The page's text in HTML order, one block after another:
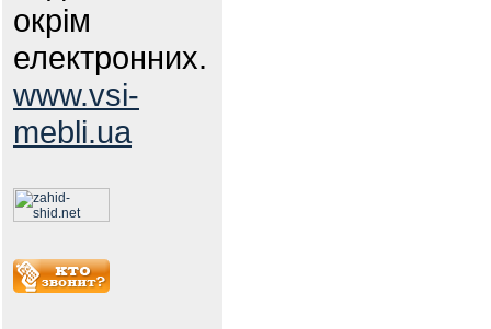
окрім
електронних.
www.vsi-
mebli.ua